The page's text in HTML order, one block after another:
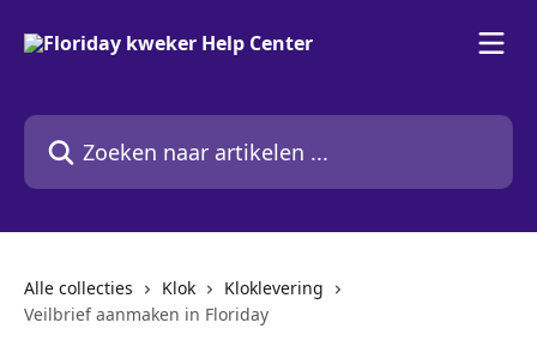
Zoeken naar artikelen ...
Alle collecties Klok
Kloklevering
Veilbrief aanmaken in Floriday